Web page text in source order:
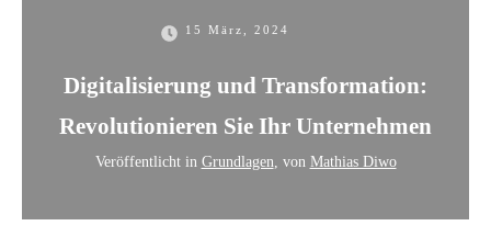
15 März, 2024
Digitalisierung und Transformation:
Revolutionieren Sie Ihr Unternehmen
Veröffentlicht in Grundlagen , von Mathias Diwo